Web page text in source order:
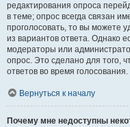
редактирования опроса
в теме; опрос всегда связан
проголосовать, то вы можете
из вариантов ответа. Однако
модераторы или
опрос. Это сделано для того,
ответов во время голосования.
Вернуться к началу
Почему мне недоступны